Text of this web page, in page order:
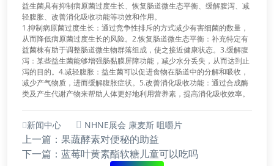
益生菌具有抑制病原菌过度生长、恢复肠道微生态平衡、缓解腹泻、减
轻腹胀、改善消化吸收功能等功效和作用。
1.抑制病原菌过度生长：通过竞争性排斥的方式减少有害细菌的数量，
从而降低病原菌过度生长的风险。2.恢复肠道微生态平衡：补充特定有
益菌株有助于调整肠道微生物群落组成，使之接近健康状态。3.缓解腹
泻：某些益生菌能够增强肠黏膜屏障功能，减少水分丢失，从而达到止
泻的目的。4.减轻腹胀：益生菌可以促进食物在肠道中的分解和吸收，
减少产气物质，进而缓解腹胀症状。5.改善消化吸收功能：通过合成酶
类及产生代谢产物来帮助人体更好地利用营养素，提高消化吸收效率。
新闻中心 NHNE展会 康麦斯 咀嚼片
上一篇：果蔬酵素对便秘的助益
下一篇：蓝莓叶黄素酯软糖儿童可以吃吗